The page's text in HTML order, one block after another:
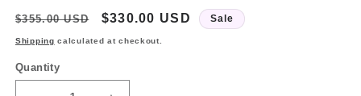
Regular
price
$355.00 USD
Sale
price
$330.00 USD Sale
Shipping calculated at checkout.
Quantity
Quantity